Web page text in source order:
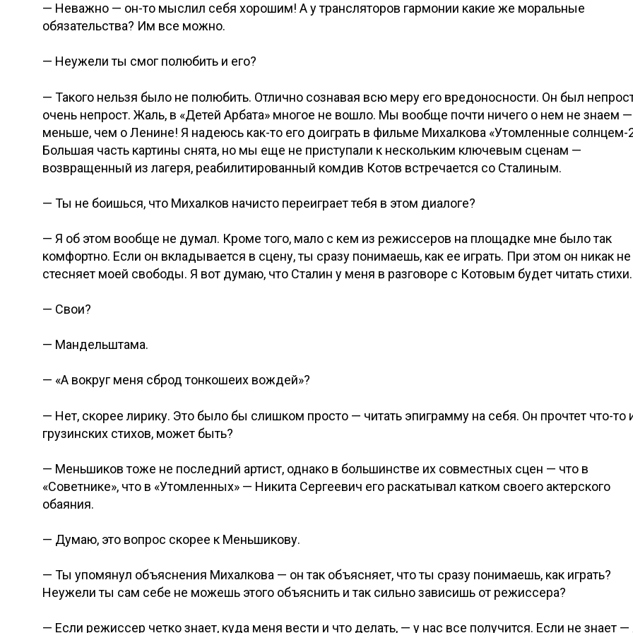
— Неважно — он-то мыслил себя хорошим! А у трансляторов гармонии какие же моральные
обязательства? Им все можно.
— Неужели ты смог полюбить и его?
— Такого нельзя было не полюбить. Отлично сознавая всю меру его вредоносности. Он был
очень непрост. Жаль, в «Детей Арбата» многое не вошло. Мы вообще почти ничего о нем не знаем —
меньше, чем о Ленине! Я надеюсь как-то его доиграть в фильме Михалкова «Утомленные солнцем-
Большая часть картины снята, но мы еще не приступали к нескольким ключевым сценам —
возвращенный из лагеря, реабилитированный комдив Котов встречается со Сталиным.
— Ты не боишься, что Михалков начисто переиграет тебя в этом диалоге?
— Я об этом вообще не думал. Кроме того, мало с кем из режиссеров на площадке мне было так
комфортно. Если он вкладывается в сцену, ты сразу понимаешь, как ее играть. При этом он никак не
стесняет моей свободы. Я вот думаю, что Сталин у меня в разговоре с Котовым будет читать стихи.
— Свои?
— Мандельштама.
— «А вокруг меня сброд тонкошеих вождей»?
— Нет, скорее лирику. Это было бы слишком просто — читать эпиграмму на себя. Он прочтет что-то
грузинских стихов, может быть?
— Меньшиков тоже не последний артист, однако в большинстве их совместных сцен — что в
«Советнике», что в «Утомленных» — Никита Сергеевич его раскатывал катком своего актерского
обаяния.
— Думаю, это вопрос скорее к Меньшикову.
— Ты упомянул объяснения Михалкова — он так объясняет, что ты сразу понимаешь, как играть?
Неужели ты сам себе не можешь этого объяснить и так сильно зависишь от режиссера?
— Если режиссер четко знает, куда меня вести и что делать, — у нас все получится. Если не знает —